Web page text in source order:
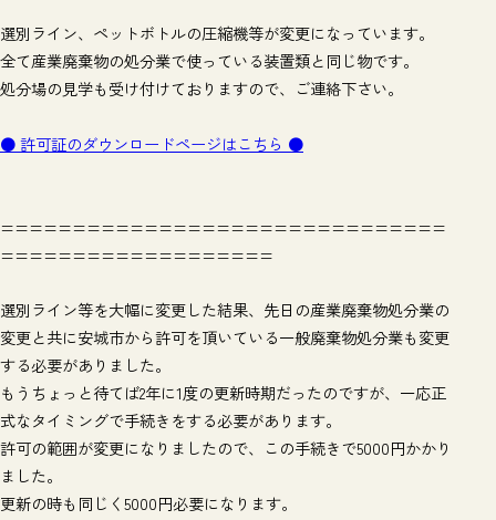
選別ライン、ペットボトルの圧縮機等が変更になっています。
全て産業廃棄物の処分業で使っている装置類と同じ物です。
処分場の見学も受け付けておりますので、ご連絡下さい。
● 許可証のダウンロードページはこちら ●
===============================
===================
選別ライン等を大幅に変更した結果、先日の産業廃棄物処分業の
変更と共に安城市から許可を頂いている一般廃棄物処分業も変更
する必要がありました。
もうちょっと待てば2年に1度の更新時期だったのですが、一応正
式なタイミングで手続きをする必要があります。
許可の範囲が変更になりましたので、この手続きで5000円かかり
ました。
更新の時も同じく5000円必要になります。